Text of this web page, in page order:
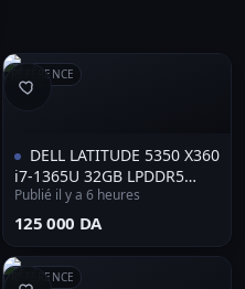
RÉFÉRENCE
DELL LATITUDE 5350 X360
i7-1365U 32GB LPDDR5
512GB SSD
Publié il y a 6 heures
⁦125 000 DA⁩
RÉFÉRENCE